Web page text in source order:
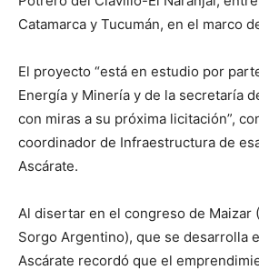
Catamarca y Tucumán, en el marco
El proyecto “está en estudio por
Energía y Minería y de la secretaría
con miras a su próxima licitación”,
coordinador de Infraestructura de
Ascárate.
Al disertar en el congreso de Maizar
Sorgo Argentino), que se desarrolla
Ascárate recordó que el